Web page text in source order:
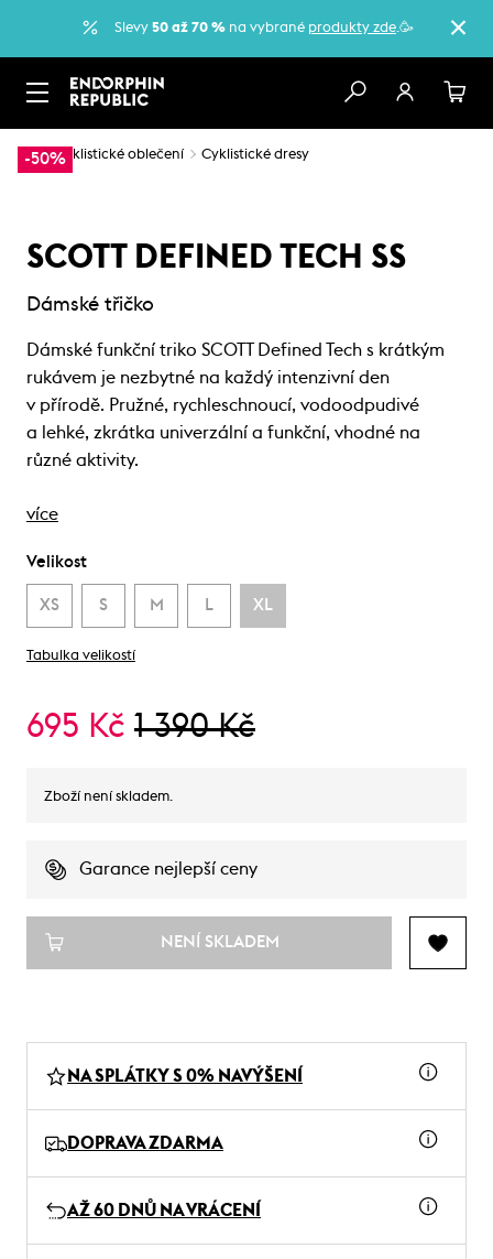
Slevy 50 až 70 % na vybrané produkty zde.🥳
-50%
… Cyklistické oblečení Cyklistické dresy
SCOTT DEFINED TECH SS
Dámské třičko
Dámské funkční triko SCOTT Defined Tech s krátkým
rukávem je nezbytné na každý intenzivní den
v přírodě. Pružné, rychleschnoucí, vodoodpudivé
a lehké, zkrátka univerzální a funkční, vhodné na
různé aktivity.
více
Velikost
XS S M L XL
Tabulka velikostí
695 Kč 1 390 Kč
Zboží není skladem.
Garance nejlepší ceny
NENÍ SKLADEM
NA SPLÁTKY S 0% NAVÝŠENÍ
DOPRAVA ZDARMA
AŽ 60 DNŮ NA VRÁCENÍ